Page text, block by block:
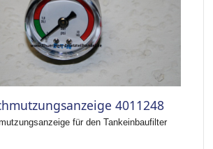
4011248
für den Tankeinbaufilter